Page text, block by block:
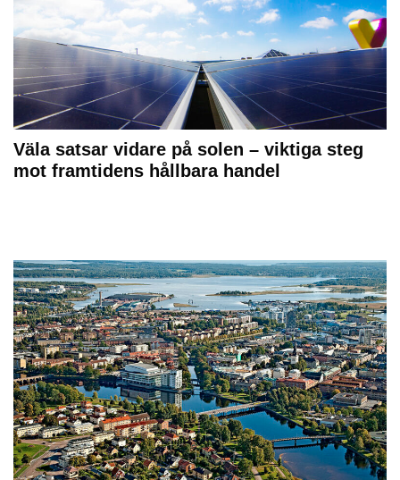
Väla satsar vidare på solen – viktiga steg
mot framtidens hållbara handel